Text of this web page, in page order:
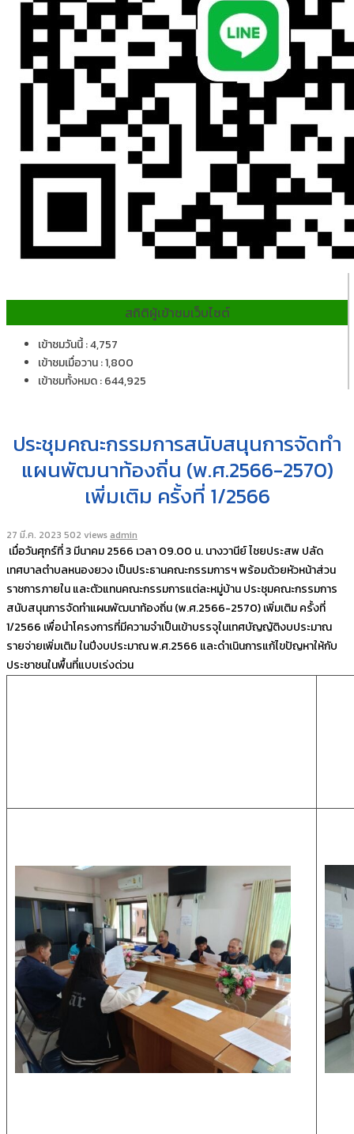
สถิติผู้เข้าชมเว็บไซต์
เข้าชมวันนี้ : 4,757
เข้าชมเมื่อวาน : 1,800
เข้าชมทั้งหมด : 644,925
ประชุมคณะกรรมการสนับสนุนการจัดทำ
แผนพัฒนาท้องถิ่น (พ.ศ.2566-2570)
เพิ่มเติม ครั้งที่ 1/2566
27 มี.ค. 2023 502 views admin
เมื่อวันศุกร์ที่ 3 มีนาคม 2566 เวลา 09.00 น. นางวานีย์ ไชยประสพ ปลัด
เทศบาลตำบลหนองยวง เป็นประธานคณะกรรมการฯ พร้อมด้วยหัวหน้าส่วน
ราชการภายใน และตัวแทนคณะกรรมการแต่ละหมู่บ้าน ประชุมคณะกรรมการ
สนับสนุนการจัดทำแผนพัฒนาท้องถิ่น (พ.ศ.2566-2570) เพิ่มเติม ครั้งที่
1/2566 เพื่อนำโครงการที่มีความจำเป็นเข้าบรรจุในเทศบัญญัติงบประมาณ
รายจ่ายเพิ่มเติม ในปีงบประมาณ พ.ศ.2566 และดำเนินการแก้ไขปัญหาให้กับ
ประชาชนในพื้นที่แบบเร่งด่วน